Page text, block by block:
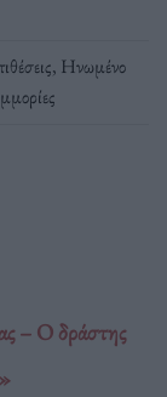
, Ηνωμένο
– Ο δράστης